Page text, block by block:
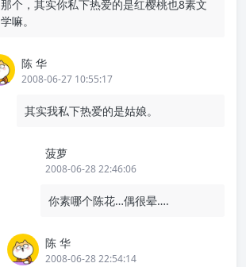
那个，其实你私下热爱的是红樱桃也8素文
学嘛。
陈 华
2008-06-27 10:55:17
其实我私下热爱的是姑娘。
菠萝
2008-06-28 22:46:06
你素哪个陈花…偶很晕….
陈 华
2008-06-28 22:54:14